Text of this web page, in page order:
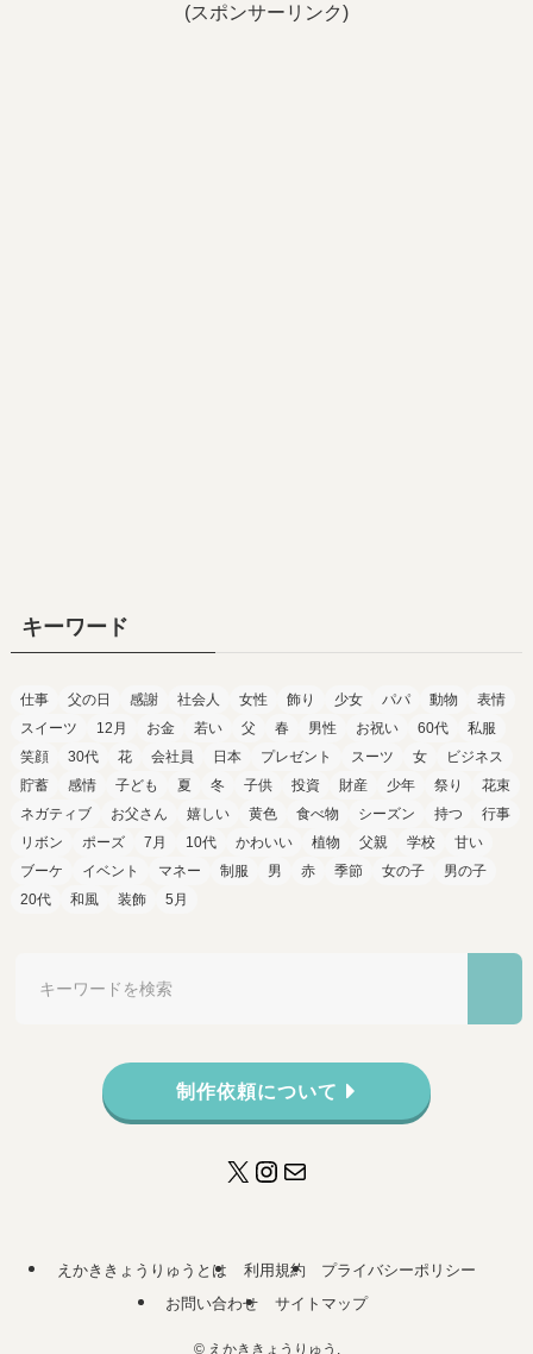
(スポンサーリンク)
キーワード
仕事 父の日 感謝 社会人 女性 飾り 少女 パパ 動物
表情
スイーツ
12月 お金 若い 父 春 男性 お祝い 60代
私服
笑顔
30代 花 会社員 日本 プレゼント スーツ 女
ビジネス
貯蓄
感情 子ども 夏 冬 子供 投資 財産 少年 祭り
花束
ネガティブ
お父さん 嬉しい 黄色 食べ物 シーズン 持つ
行事
リボン
ポーズ 7月 10代 かわいい 植物 父親 学校
甘い
ブーケ
イベント マネー 制服 男 赤 季節 女の子
男の子
20代
和風 装飾 5月
制作依頼について
X Instagram
メール
えかききょうりゅうとは 利用規約
プライバシーポリシー
お問い合わせ
サイトマップ
©えかききょうりゅう.